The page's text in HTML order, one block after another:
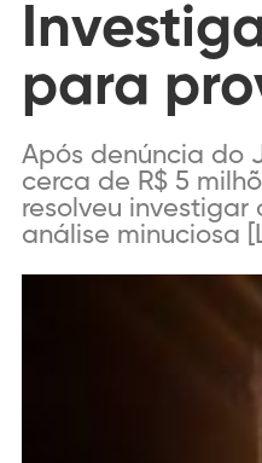
para
Após denúncia do
cerca de R$ 5
resolveu investigar
análise minuciosa